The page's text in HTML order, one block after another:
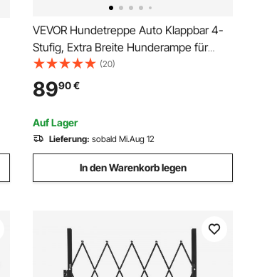
VEVOR Hundetreppe Auto Klappbar 4-
Stufig, Extra Breite Hunderampe für
Große Hunde mit Rutschfester
Oberfläche, Einstiegshilfe für Auto, SUV,
LKW, Hochbett, Sofa, Klapptreppe
Tragkraft bis 180 kg
(20)
8990€
Auf Lager
Lieferung: sobald Mi.Aug 12
In den Warenkorb legen